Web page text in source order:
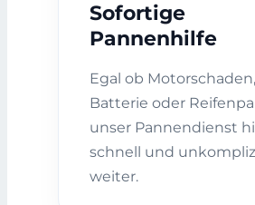
Sofortige
Pannenhilfe
Egal ob
Batterie oder
unser Pannendienst
schnell und
weiter.